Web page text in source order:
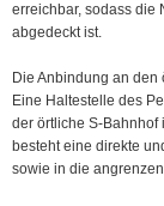
erreichbar, sodass die
abgedeckt ist.
Die Anbindung an
Eine Haltestelle des
der örtliche S-Bahnhof
besteht eine direkte
sowie in die